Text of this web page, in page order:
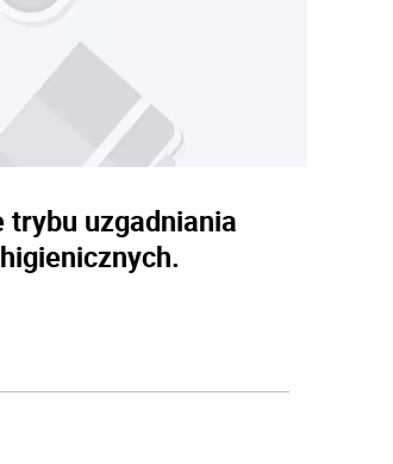
trybu uzgadniania